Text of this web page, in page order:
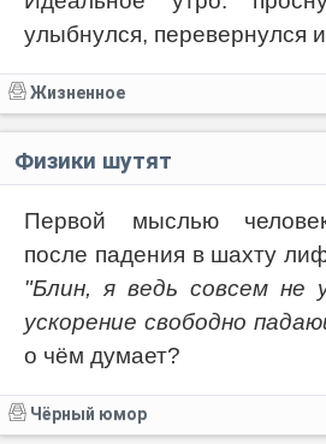
улыбнулся, перевернулся
Жизненное
Физики шутят
Первой мыслью
после падения в шахту
"Блин, я ведь совсем не
ускорение свободно
о чём думает?
Чёрный юмор